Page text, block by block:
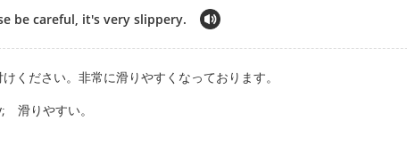
be careful, it's very slippery.
ください。非常に滑りやすくなっております。
滑りやすい。